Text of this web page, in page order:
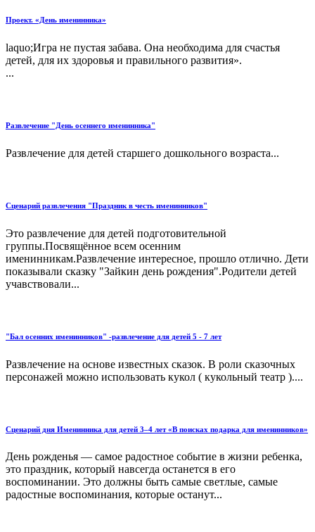
Проект. «День именинника»
laquo;Игра не пустая забава. Она необходима для счастья
детей, для их здоровья и правильного развития».
...
Развлечение "День осеннего именинника"
Развлечение для детей старшего дошкольного возраста...
Сценарий развлечения "Праздник в честь именинников"
Это развлечение для детей подготовительной
группы.Посвящённое всем осенним
именинникам.Развлечение интересное, прошло отлично. Дети
показывали сказку "Зайкин день рождения".Родители детей
учавствовали...
"Бал осенних именинников" -развлечение для детей 5 - 7 лет
Развлечение на основе известных сказок. В роли сказочных
персонажей можно использовать кукол ( кукольный театр )....
Сценарий дня Именинника для детей 3–4 лет «В поисках подарка для именинников»
День рожденья — самое радостное событие в жизни ребенка,
это праздник, который навсегда останется в его
воспоминании. Это должны быть самые светлые, самые
радостные воспоминания, которые останут...